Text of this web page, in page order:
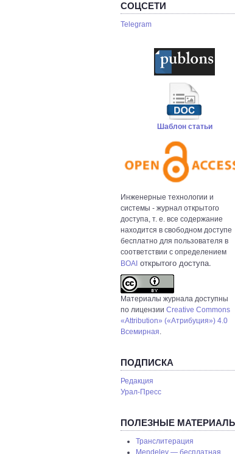
СОЦСЕТИ
Telegram
Шаблон статьи
Инженерные технологии и
системы - журнал открытого
доступа, т. е. все содержание
находится в свободном доступе
бесплатно для пользователя в
соответствии с определением
BOAI открытого доступа.
Материалы журнала доступны
по лицензии Creative Commons
«Attribution» («Атрибуция») 4.0
Всемирная.
ПОДПИСКА
Редакция
Урал-Пресс
ПОЛЕЗНЫЕ
Транслитерация
Mendeley — бесплатная